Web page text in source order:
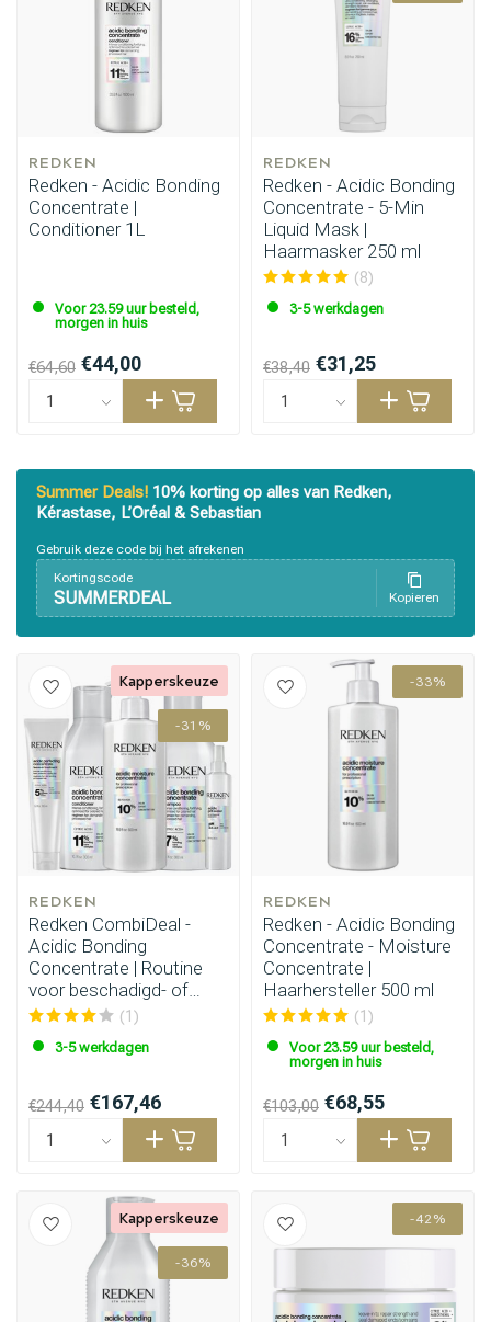
Haarstyling Haarkleuring
REDKEN
Redken - Acidic Bonding
Concentrate |
Conditioner 1L
Voor 23.59 uur besteld,
morgen in huis
€64,60 €44,00
REDKEN
Redken - Acidic Bonding
Concentrate - 5-Min
Liquid Mask |
Haarmasker 250 ml
(8)
3-5 werkdagen
€38,40 €31,25
Summer Deals! 10% korting op alles van Redken,
Kérastase, L’Oréal & Sebastian
Gebruik deze code bij het afrekenen
Kortingscode
SUMMERDEAL Kopieren
-31%
REDKEN
Redken CombiDeal -
Acidic Bonding
Concentrate | Routine
voor beschadigd- of
onhandelbaar haar
(1)
3-5 werkdagen
€244,40 €167,46
Kapperskeuze -33%
REDKEN
Redken - Acidic Bonding
Concentrate - Moisture
Concentrate |
Haarhersteller 500 ml
(1)
Voor 23.59 uur besteld,
morgen in huis
€103,00 €68,55
-36%
Kapperskeuze -42%